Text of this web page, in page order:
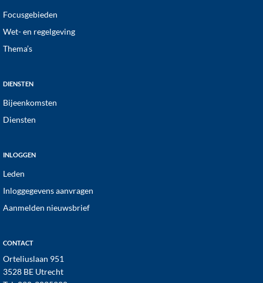
Focusgebieden
Wet- en regelgeving
Thema’s
DIENSTEN
Bijeenkomsten
Diensten
INLOGGEN
Leden
Inloggegevens aanvragen
Aanmelden nieuwsbrief
CONTACT
Orteliuslaan 951
3528 BE Utrecht